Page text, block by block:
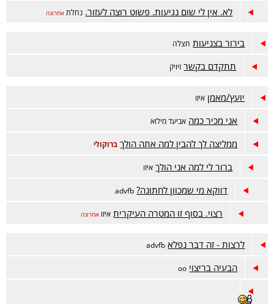
לא. אין לי שום נגיעות. פשוט רוצה לעזור. נחלת אחרונה
בירור בצניעות חצלה
תתקדם בקשר זיויק
יועץ/מאמן איזו
אני מכיר כמה אביעד מילוא
ממליצה לך להבין למה אתה הולך ברוקולי
ברור לי למה אני הולך איזו
דווקא מי שמכוון לחתונה? advfb
רצוי. בסוף זו המטרה העיקרית איזו אחרונה
לרצות - זה דבר נפלא advfb
הבעיה בריצוי oo